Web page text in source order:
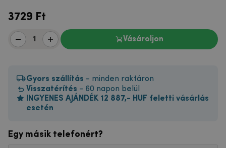
3729 Ft
Vásároljon
Gyors szállítás - minden raktáron
Visszatérítés - 60 napon belül
INGYENES AJÁNDÉK 12 887,- HUF feletti vásárlás
esetén
Egy másik telefonért?